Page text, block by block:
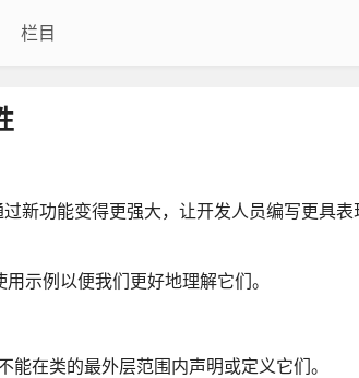
栏目
新功能变得更强大，让开发人员编写更具表
示例以便我们更好地理解它们。
在类的最外层范围内声明或定义它们。